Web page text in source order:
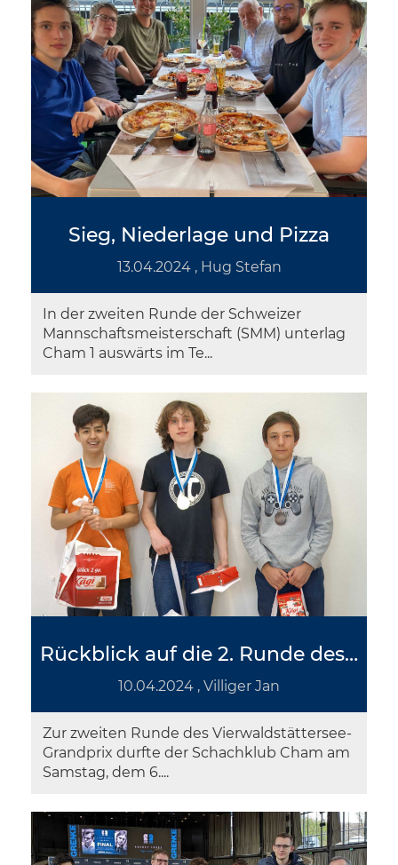
Sieg, Niederlage und Pizza
13.04.2024, Hug Stefan
In der zweiten Runde der Schweizer
Mannschaftsmeisterschaft (SMM) unterlag
Cham 1 auswärts im Te...
Rückblick auf die 2. Runde des Vierwaldstätter Grandprix 2024
10.04.2024 , Villiger Jan
Zur zweiten Runde des Vierwaldstättersee-
Grandprix durfte der Schachklub Cham am
Samstag, dem 6....